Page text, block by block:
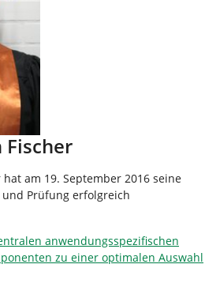
Fischer
am 19. September 2016 seine
Prüfung erfolgreich
anwendungsspezifischen
zu einer optimalen Auswahl